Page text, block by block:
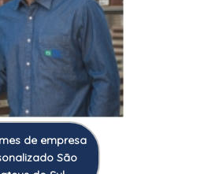
de empresa
São